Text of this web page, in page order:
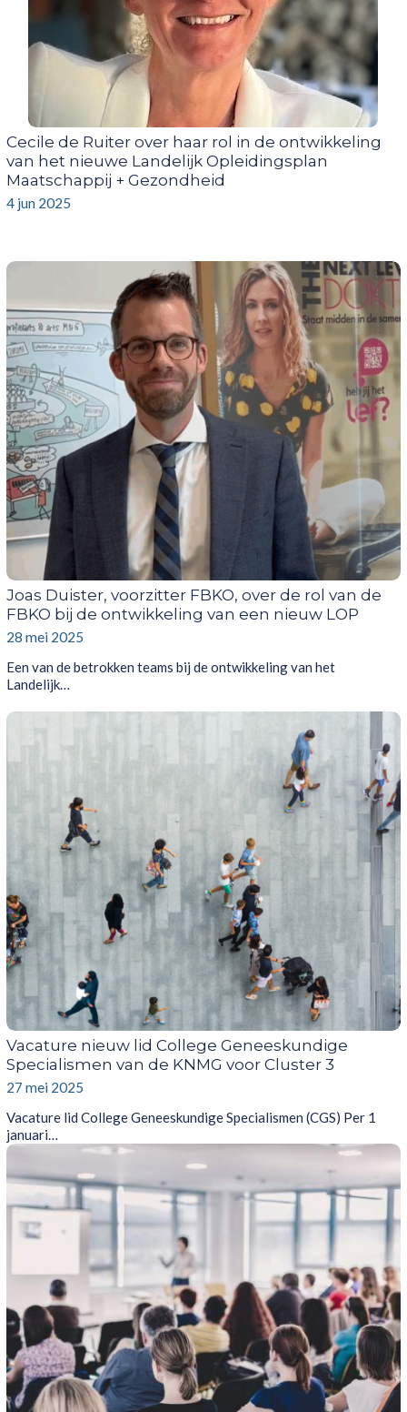
Cecile de Ruiter over haar rol in de ontwikkeling
van het nieuwe Landelijk Opleidingsplan
Maatschappij + Gezondheid
4 jun 2025
Joas Duister, voorzitter FBKO, over de rol van de
FBKO bij de ontwikkeling van een nieuw LOP
28 mei 2025
Een van de betrokken teams bij de ontwikkeling van het
Landelijk…
Vacature nieuw lid College Geneeskundige
Specialismen van de KNMG voor Cluster 3
27 mei 2025
Vacature lid College Geneeskundige Specialismen (CGS) Per 1
januari…